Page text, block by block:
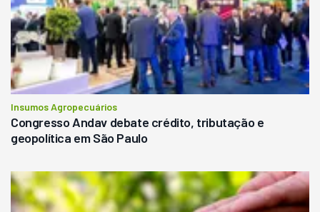
Insumos Agropecuários
Congresso Andav debate crédito, tributação e
geopolítica em São Paulo